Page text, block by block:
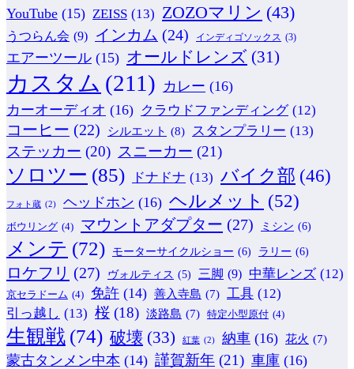
YouTube (15) ZEISS (13) ZOZOマリン (43)
うつらん会 (9) インカム (24) インディゴソックス (3)
エアーツール (15) オールドレンズ (31)
カスタム (211) カレー (16)
カーオーディオ (16) クラウドファンディング (12)
コーヒー (22) シルエット (8) スタンプラリー (13)
ステッカー (20) スニーカー (21)
ソロツー (85) ドナドナ (13) バイク部 (46)
フォト蔵 (2) ヘッドホン (16) ヘルメット (52)
ボウリング (4) マウントアダプター (27) ミシン (6)
メンテ (72) モーターサイクルショー (6) ラリー (6)
ロケフリ (27) ヴォルティス (5) 三脚 (9) 中華レンズ (12)
京セラドーム (4) 免許 (14) 善入寺島 (7) 工具 (12)
引っ越し (13) 桜 (18) 淡路島 (7) 特定小型原付 (4)
生観戦 (74) 破壊 (33) 紅葉 (2) 納車 (16) 花火 (7)
蒙古タンメン中本 (14) 謹賀新年 (21) 車庫 (16)